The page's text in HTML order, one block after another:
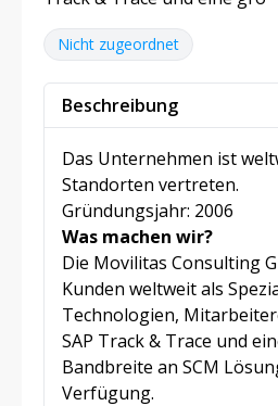
Nicht zugeordnet
Beschreibung
Das Unternehmen ist
Standorten vertreten.
Gründungsjahr: 2006
Was machen wir?
Die Movilitas Consulting
Kunden weltweit als
Technologien,
SAP Track & Trace und
Bandbreite an SCM
Verfügung.